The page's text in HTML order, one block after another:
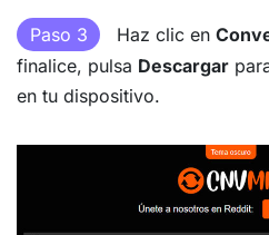
Paso 3 Haz clic en
finalice, pulsa Descargar
en tu dispositivo.